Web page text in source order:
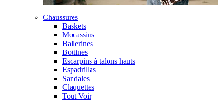
Chaussures
Baskets
Mocassins
Ballerines
Bottines
Escarpins à talons hauts
Espadrillas
Sandales
Claquettes
Tout Voir